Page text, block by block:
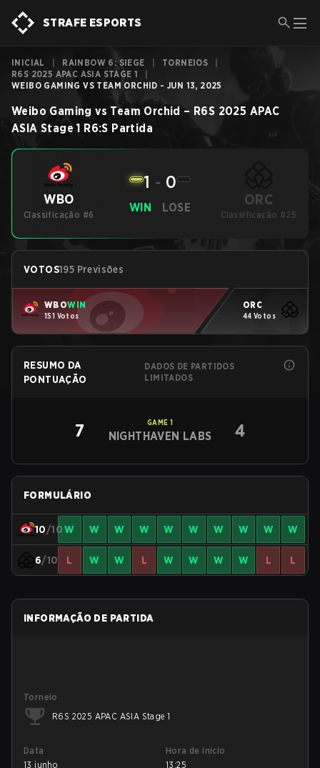
STRAFE ESPORTS
INICIAL RAINBOW 6: SIEGE TORNEIOS
R6S 2025 APAC ASIA STAGE 1
WEIBO GAMING VS TEAM ORCHID - JUN 13, 2025
Weibo Gaming vs Team Orchid – R6S 2025 APAC
ASIA Stage 1 R6:S Partida
WBO
Classificação #6
WIN
1 - 0
LOSE ORC
Classificação #25
VOTOS195 Previsões
WBOWIN
151 Votos
ORC
44 Votos
RESUMO DA
PONTUAÇÃO
DADOS DE PARTIDOS
LIMITADOS
7 GAME 1
NIGHTHAVEN LABS 4
FORMULÁRIO
10/10W W W W W W W W W W
6/10 L W W L W W W W L L
INFORMAÇÃO DE PARTIDA
Torneio
R6S 2025 APAC ASIA Stage 1
Data
13 junho
Hora de início
13:25